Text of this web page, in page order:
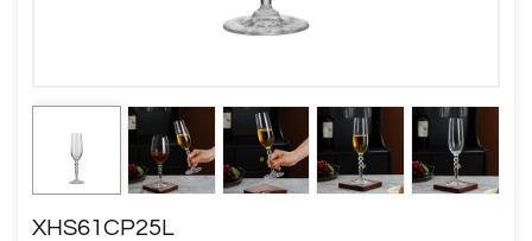
XHS61CP25L